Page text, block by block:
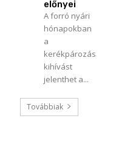
előnyei
A forró nyári
hónapokban
a
kerékpározás
kihívást
jelenthet a...
Továbbiak